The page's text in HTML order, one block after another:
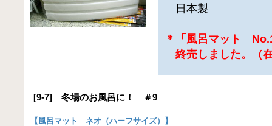
日本製
＊「風呂マット
終売しました。（
[9-7] 冬場のお風呂に！ ＃9
【 風呂マット ネオ（ハーフサイズ） 】